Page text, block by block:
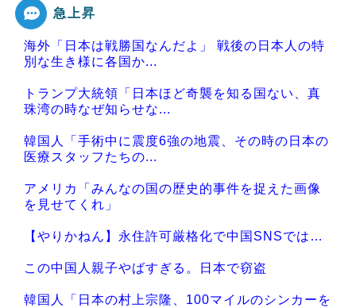
急上昇
海外「日本は戦勝国なんだよ」 戦後の日本人の特
別な生き様に各国か...
トランプ大統領「日本ほど奇襲を知る国ない、真
珠湾の時なぜ知らせな...
韓国人「手術中に震度6強の地震、その時の日本の
医療スタッフたちの...
アメリカ「みんなの国の歴史的事件を捉えた画像
を見せてくれ」
【やりかねん】永住許可厳格化で中国SNSでは…
この中国人親子やばすぎる。日本で窃盗
韓国人「日本の村上宗隆、100マイルのシンカーを